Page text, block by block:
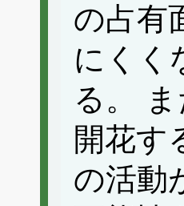
の占有
にくく
る。
開花す
の活動